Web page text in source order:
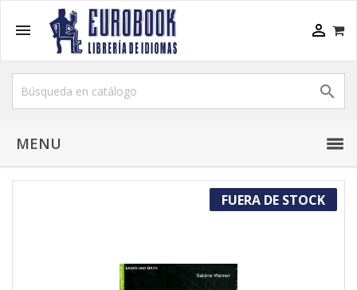
 

MENU
FUERA DE STOCK